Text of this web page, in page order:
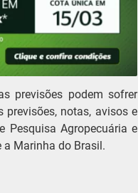
previsões podem sofrer
notas, avisos e
Pesquisa Agropecuária e
a Marinha do Brasil.